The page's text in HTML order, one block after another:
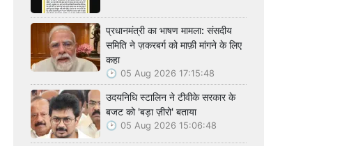
प्रधानमंत्री का भाषण मामला: संसदीय
समिति ने ज़करबर्ग को माफ़ी मांगने के लिए
कहा
05 Aug 2026 17:15:48
उदयनिधि स्टालिन ने टीवीके सरकार के
बजट को 'बड़ा ज़ीरो' बताया
05 Aug 2026 15:06:48